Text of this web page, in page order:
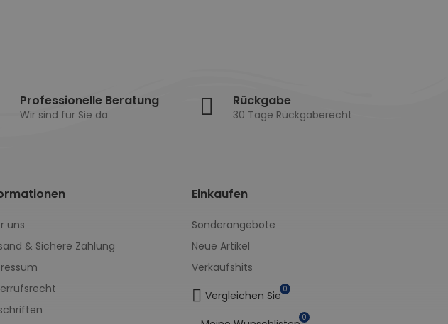
Professionelle Beratung
Wir sind für Sie da
Rückgabe
30 Tage Rückgaberecht
uns
& Sichere Zahlung
Einkaufen
Sonderangebote
Neue Artikel
Verkaufshits
Vergleichen Sie 0
0